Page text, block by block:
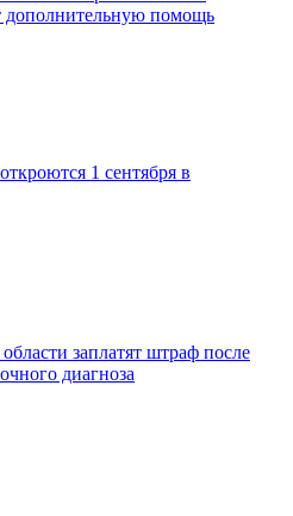
дополнительную помощь
1 сентября в
заплатят штраф после
диагноза